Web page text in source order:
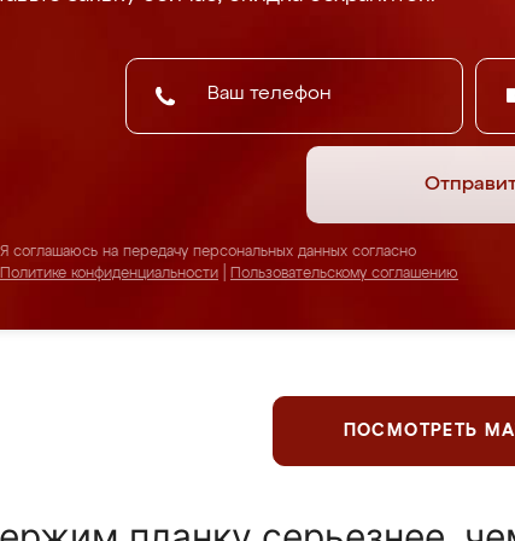
Я соглашаюсь на передачу персональных данных согласно
Политике конфиденциальности
Пользовательскому соглашению
ПОСМОТРЕТЬ